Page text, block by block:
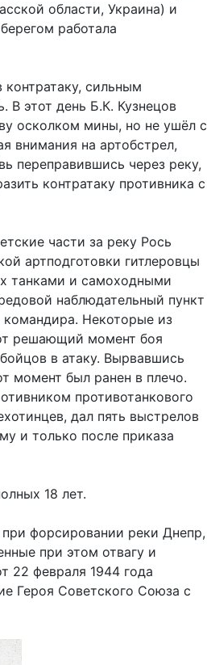
области, Украина) и
работала
контратаку, сильным
В этот день Б.К. Кузнецов
осколком мины, но не ушёл с
внимания на артобстрел,
переправившись через реку,
контратаку противника с
части за реку Рось
артподготовки гитлеровцы
танками и самоходными
наблюдательный пункт
командира. Некоторые из
решающий момент боя
в атаку. Вырвавшись
момент был ранен в плечо.
противотанкового
дал пять выстрелов
и только после приказа
18 лет.
форсировании реки Днепр,
при этом отвагу и
22 февраля 1944 года
Героя Советского Союза с